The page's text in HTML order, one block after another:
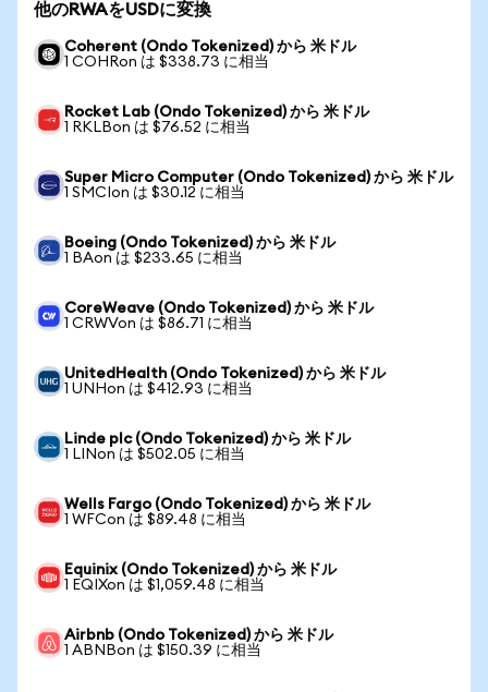
他のRWAをUSDに変換
Coherent (Ondo Tokenized) から 米ドル
1 COHRon は $338.73 に相当
Rocket Lab (Ondo Tokenized) から 米ドル
1 RKLBon は $76.52 に相当
Super Micro Computer (Ondo Tokenized) から 米ドル
1 SMCIon は $30.12 に相当
Boeing (Ondo Tokenized) から 米ドル
1 BAon は $233.65 に相当
CoreWeave (Ondo Tokenized) から 米ドル
1 CRWVon は $86.71 に相当
UnitedHealth (Ondo Tokenized) から 米ドル
1 UNHon は $412.93 に相当
Linde plc (Ondo Tokenized) から 米ドル
1 LINon は $502.05 に相当
Wells Fargo (Ondo Tokenized) から 米ドル
1 WFCon は $89.48 に相当
Equinix (Ondo Tokenized) から 米ドル
1 EQIXon は $1,059.48 に相当
Airbnb (Ondo Tokenized) から 米ドル
1 ABNBon は $150.39 に相当